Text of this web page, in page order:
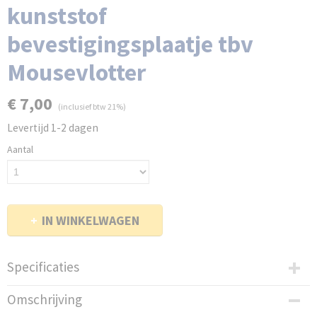
kunststof
bevestigingsplaatje tbv
Mousevlotter
€ 7,00 (inclusief btw 21%)
Levertijd 1-2 dagen
Aantal
IN WINKELWAGEN
Specificaties
Productcode
pvmplastic
Omschrijving